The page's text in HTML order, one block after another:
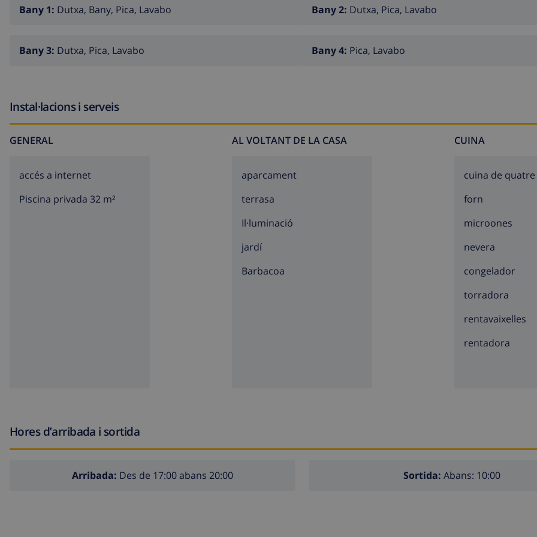
Bany 1: Dutxa, Bany, Pica, Lavabo Bany 2: Dutxa, Pica, Lavabo
Bany 3: Dutxa, Pica, Lavabo Bany 4: Pica, Lavabo
Instal·lacions i serveis
GENERAL
accés a internet
Piscina privada 32 m²
AL VOLTANT DE LA CASA
aparcament
terrasa
Il·luminació
jardí
barbacoa
CUINA
cuina de
forn
microones
nevera
congelador
torradora
rentavaixelles
rentadora
Hores d’arribada i sortida
Arribada: Des de 17:00 abans 20:00 Sortida: Abans: 10:00